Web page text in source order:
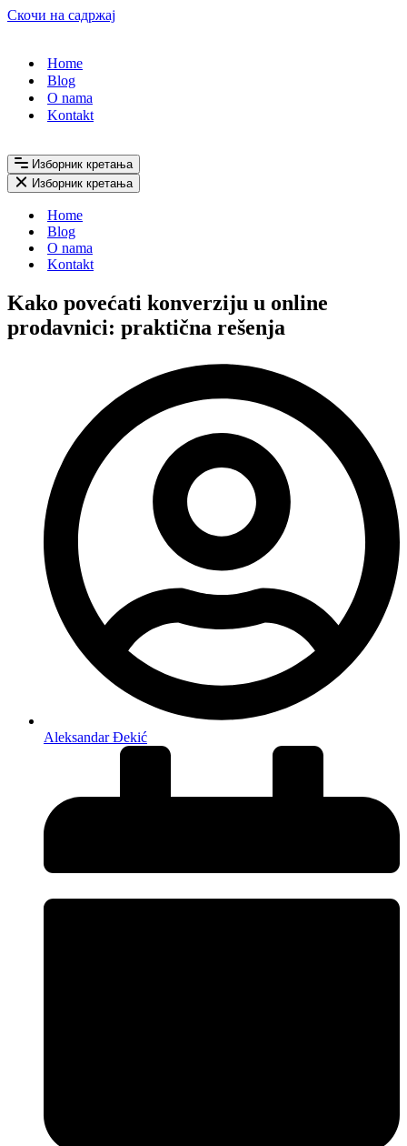
Скочи на садржај
Home
Blog
O nama
Kontakt
Изборник кретања
Изборник кретања
Home
Blog
O nama
Kontakt
Kako povećati konverziju u online
prodavnici: praktična rešenja
Aleksandar Đekić